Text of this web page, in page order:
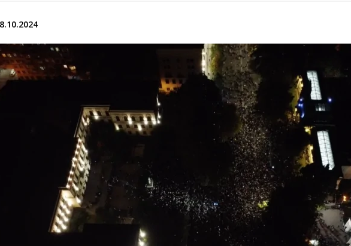
неделю
Грузии
СМИ и паблики
тему
между
русскими
Самые популярные имена и
распространённые фамилии в
Грузии
02.08.2026
продуманная акция
и Ануки набрал
просмотров
Сеть OnePrice полностью ушла с
рынка и прекратила свою
деятельность в Грузии, на её
место пришла “Ambari”
01.08.2026